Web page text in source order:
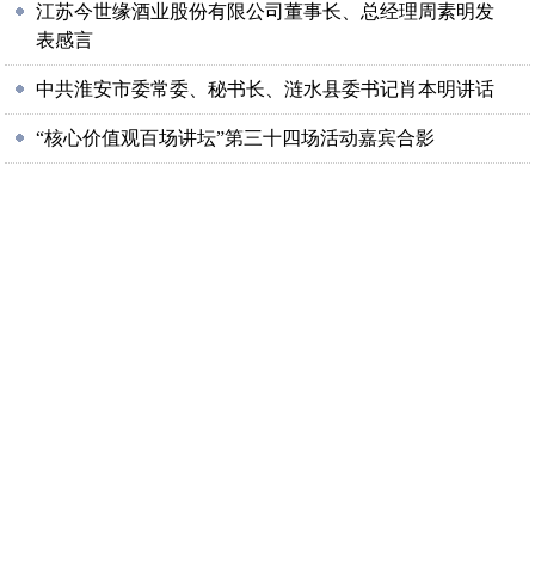
江苏今世缘酒业股份有限公司董事长、总经理周素明发
表感言
中共淮安市委常委、秘书长、涟水县委书记肖本明讲话
“核心价值观百场讲坛”第三十四场活动嘉宾合影